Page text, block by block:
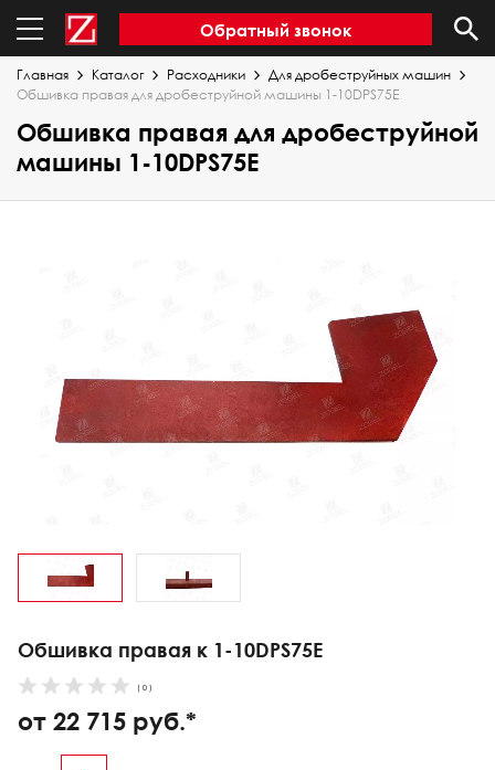
Обратный звонок
Главная Каталог Расходники
Для дробеструйных машин
Обшивка правая для дробеструйной машины 1-10DPS75E
Обшивка правая для дробеструйной
машины 1-10DPS75E
Обшивка правая к 1-10DPS75E
( 0 )
от 22 715 руб.*